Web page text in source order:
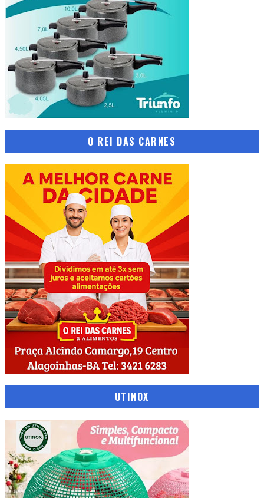
O REI DAS CARNES
UTINOX